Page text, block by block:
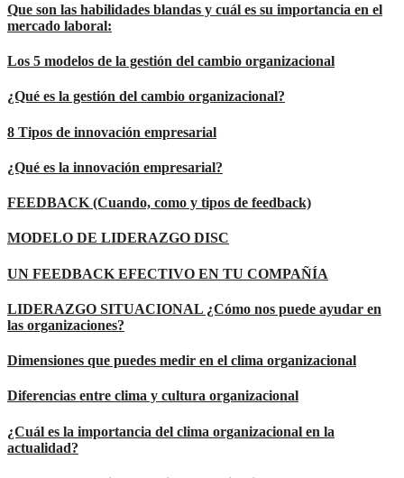
Que son las habilidades blandas y cuál es su importancia en el
mercado laboral:
Los 5 modelos de la gestión del cambio organizacional
¿Qué es la gestión del cambio organizacional?
8 Tipos de innovación empresarial
¿Qué es la innovación empresarial?
FEEDBACK (Cuando, como y tipos de feedback)
MODELO DE LIDERAZGO DISC
UN FEEDBACK EFECTIVO EN TU COMPAÑÍA
LIDERAZGO SITUACIONAL ¿Cómo nos puede ayudar en
las organizaciones?
Dimensiones que puedes medir en el clima organizacional
Diferencias entre clima y cultura organizacional
¿Cuál es la importancia del clima organizacional en la
actualidad?